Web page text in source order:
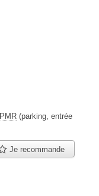
PMR (parking, entrée
Je recommande